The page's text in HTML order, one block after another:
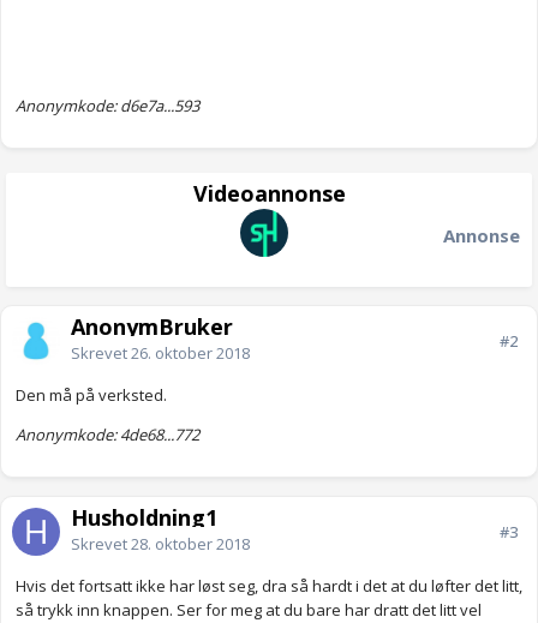
Anonymkode: d6e7a...593
Videoannonse
Annonse
AnonymBruker
Skrevet26. oktober 2018
#2
Den må på verksted.
Anonymkode: 4de68...772
Husholdning1
Skrevet28. oktober 2018
#3
Hvis det fortsatt ikke har løst seg, dra så hardt i det at du løfter det litt,
så trykk inn knappen. Ser for meg at du bare har dratt det litt vel